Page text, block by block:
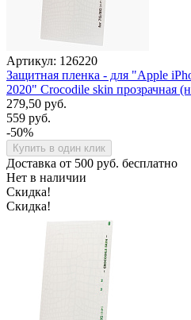
Артикул: 126220
Защитная пленка - для "Apple
2020" Crocodile skin прозрачная
279,50 руб.
559 руб.
-50%
Купить в один клик
Доставка от 500 руб. бесплатно
Нет в наличии
Скидка!
Скидка!